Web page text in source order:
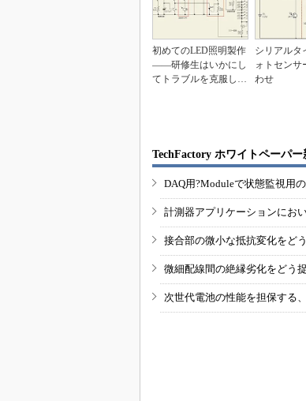
初めてのLED照明製作
――研修生はいかにし
てトラブルを克服した
シリアルタ
ォトセンサ
わせ
TechFactory ホワイトペーパー
DAQ用?Moduleで状態監視用
計測器アプリケーションにお
接合部の微小な抵抗変化をど
微細配線間の絶縁劣化をどう
次世代電池の性能を担保する